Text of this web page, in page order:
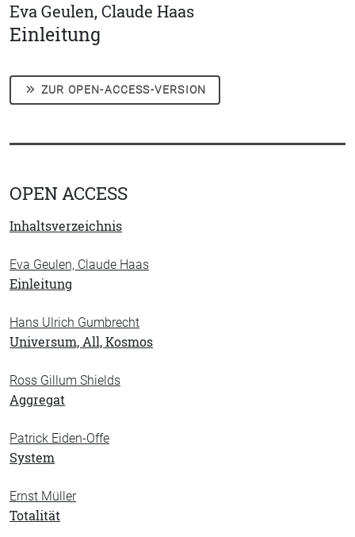
Eva Geulen, Claude Haas
Einleitung
ZUR OPEN-ACCESS-VERSION
OPEN ACCESS
Inhaltsverzeichnis
Eva Geulen, Claude Haas
Einleitung
Hans Ulrich Gumbrecht
Universum, All, Kosmos
Ross Gillum Shields
Aggregat
Patrick Eiden-Offe
System
Ernst Müller
Totalität